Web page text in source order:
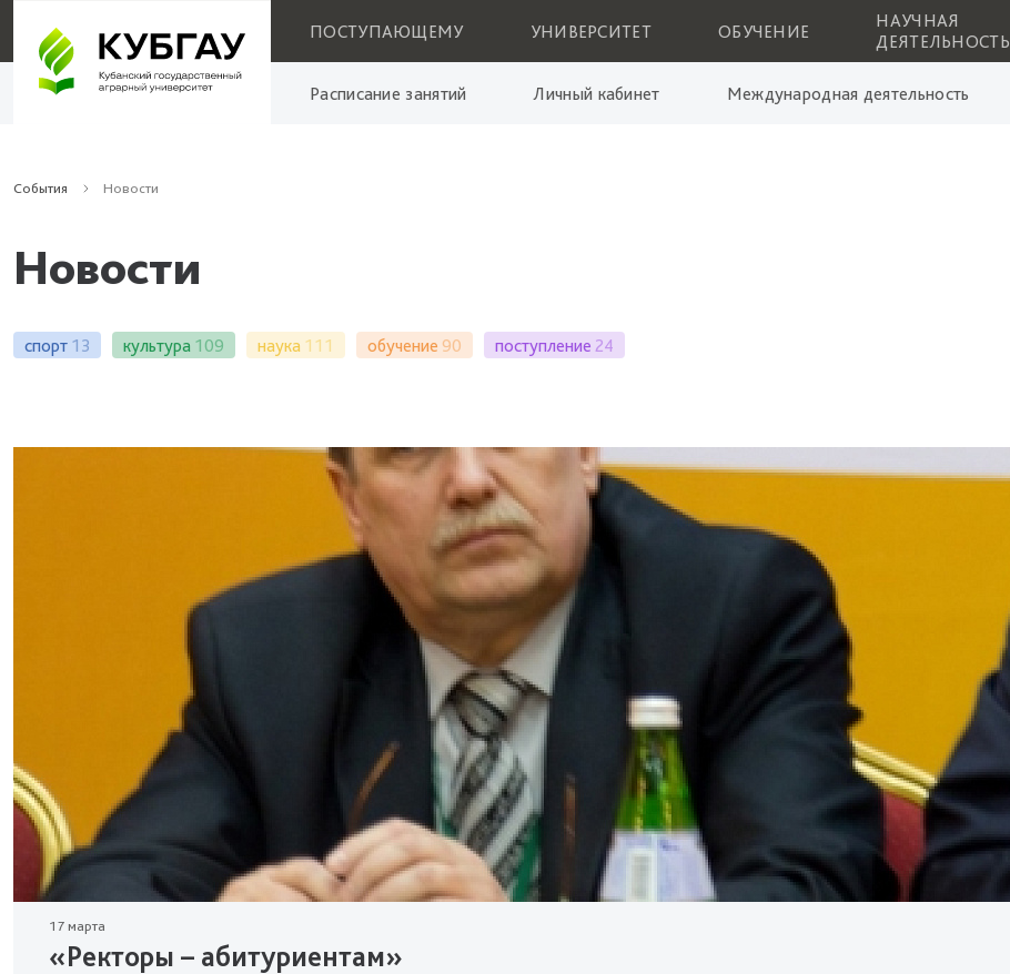
ПОСТУПАЮЩЕМУ УНИВЕРСИТЕТ ОБУЧЕНИЕ
НАУЧНАЯ
ДЕЯТЕЛЬНОСТЬ
Расписание занятий Личный кабинет Международная деятельность
События Новости
Новости
спорт 13 культура 109 наука 111 обучение 90 поступление 24
17 марта
«Ректоры – абитуриентам»